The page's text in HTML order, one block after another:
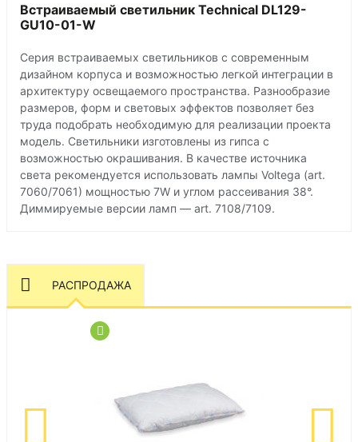
Встраиваемый светильник Technical DL129-
GU10-01-W
Серия встраиваемых светильников с современным
дизайном корпуса и возможностью легкой интеграции в
архитектуру освещаемого пространства. Разнообразие
размеров, форм и световых эффектов позволяет без
труда подобрать необходимую для реализации проекта
модель. Светильники изготовлены из гипса с
возможностью окрашивания. В качестве источника
света рекомендуется использовать лампы Voltega (art.
7060/7061) мощностью 7W и углом рассеивания 38°.
Диммируемые версии ламп — art. 7108/7109.
РАСПРОДАЖА